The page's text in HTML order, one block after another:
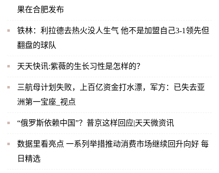
果在合肥发布
铁林：利拉德去热火没人生气 他不是加盟自己3-1领先但
翻盘的球队
天天快讯:紫薇的生长习性是怎样的？
三航母计划失败，上百亿资金打水漂，军方：已失去亚
洲第一宝座_视点
“俄罗斯依赖中国”？普京这样回应|天天微资讯
数据里看亮点 一系列举措推动消费市场继续回升向好 每
日精选